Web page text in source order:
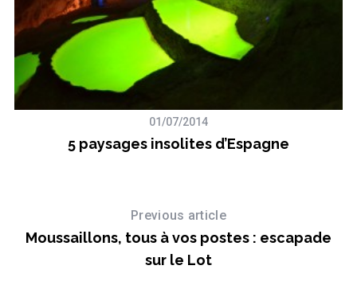
01/07/2014
5 paysages insolites d’Espagne
Previous article
Moussaillons, tous à vos postes : escapade
sur le Lot